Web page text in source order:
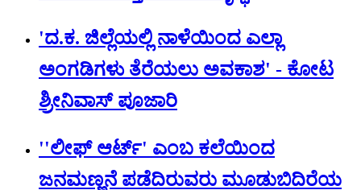
'ದ.ಕ. ಜಿಲ್ಲೆಯಲ್ಲಿ ನಾಳೆಯಿಂದ ಎಲ್ಲಾ
ಅಂಗಡಿಗಳು ತೆರೆಯಲು ಅವಕಾಶ' - ಕೋಟ
ಶ್ರೀನಿವಾಸ್ ಪೂಜಾರಿ
''ಲೀಫ್ ಆರ್ಟ್' ಎಂಬ ಕಲೆಯಿಂದ
ಜನಮಣ್ಣನೆ ಪಡೆದಿರುವರು ಮೂಡುಬಿದಿರೆಯ